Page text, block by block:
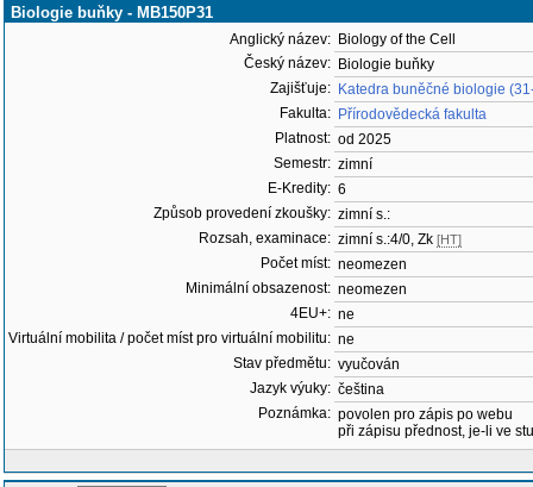
Biologie buňky - MB150P31
Anglický název: Biology of the Cell
Český název: Biologie buňky
Zajišťuje: Katedra buněčné biologie
Fakulta: Přírodovědecká fakulta
Platnost: od 2025
Semestr: zimní
E-Kredity: 6
Způsob provedení zkoušky: zimní s.:
Rozsah, examinace: zimní s.:4/0, Zk [HT]
Počet míst: neomezen
Minimální obsazenost: neomezen
4EU+: ne
Virtuální mobilita / počet míst pro virtuální mobilitu: ne
Stav předmětu: vyučován
Jazyk výuky: čeština
Poznámka: povolen pro zápis po webu
při zápisu přednost, je-li ve